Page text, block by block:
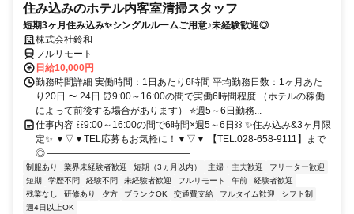
住み込みのホテル内客室清掃スタッフ
短期3ヶ月住み込み✨シングルルームご用意♪未経験歓迎◎
株式会社鈴和
フルリモート
日給10,000円
勤務時間詳細 実働時間：1日あたり6時間 平均勤務日数：1ヶ月あた
り20日 〜 24日 ⏰9:00～16:00の間で実働6時間程度 （ホテルの稼働
によって前後する場合があります） ⭐週5～6日勤務...
仕事内容 ꒰꒰9:00～16:00の間で6時間×週5～6日꒱꒱ ✨住み込み&3ヶ月限
定✨ ▼▽▼TEL応募もお気軽に！▼▽▼ 【TEL:028-658-9111】まで
◎ ―――――――――――――――...
制服あり 業界未経験者歓迎 短期（3ヵ月以内） 主婦・主夫歓迎
フリーター歓迎
短期
学歴不問 経験不問 未経験者歓迎 フルリモート 午前
経験者歓迎
残業なし
研修あり 夕方 ブランクOK 交通費支給 フルタイム歓迎
シフト制
週4日以上OK